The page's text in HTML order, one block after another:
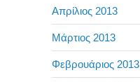
Απρίλιος 2013
Μάρτιος 2013
Φεβρουάριος 2013